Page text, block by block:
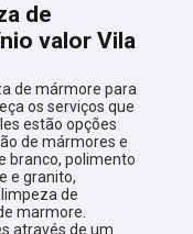
de
valor Vila
de mármore para
os serviços que
estão opções
de mármores e
branco, polimento
e granito,
de
marmore.
através de um